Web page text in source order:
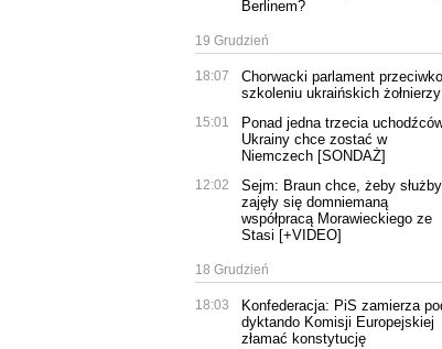
Berlinem?
19 Grudzień
18:07
Chorwacki parlament przeciwko
szkoleniu ukraińskich żołnierzy
15:01
Ponad jedna trzecia
Ukrainy chce zostać w
Niemczech [SONDAŻ]
12:02
Sejm: Braun chce, żeby służby
zajęły się domniemaną
współpracą Morawieckiego ze
Stasi [+VIDEO]
18 Grudzień
18:03
Konfederacja: PiS zamierza
dyktando Komisji Europejskiej
złamać konstytucję